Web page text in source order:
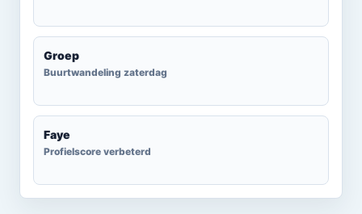
Groep
Buurtwandeling zaterdag
Faye
Profielscore verbeterd